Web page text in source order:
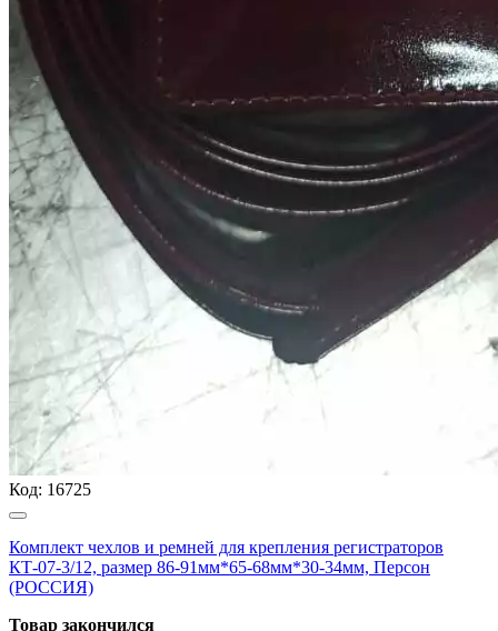
Код: 16725
Комплект чехлов и ремней для крепления регистраторов
КТ-07-3/12, размер 86-91мм*65-68мм*30-34мм, Персон
(РОССИЯ)
Товар закончился